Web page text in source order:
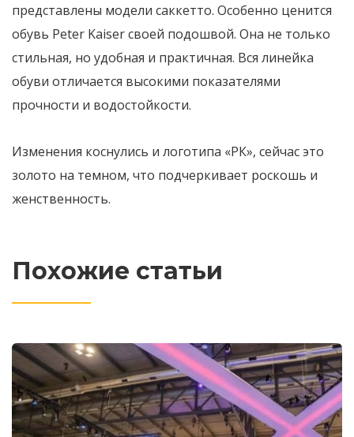
представлены модели саккетто. Особенно ценится
обувь Peter Kaiser своей подошвой. Она не только
стильная, но удобная и практичная. Вся линейка
обуви отличается высокими показателями
прочности и водостойкости.
Изменения коснулись и логотипа «РК», сейчас это
золото на темном, что подчеркивает роскошь и
женственность.
Похожие статьи